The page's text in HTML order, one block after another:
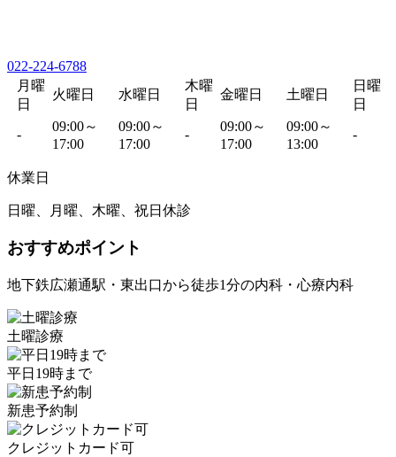
022-224-6788
月曜
日
火曜日 水曜日
木曜
日
金曜日 土曜日
日曜
日
-
09:00～
17:00
09:00～
17:00
-
09:00～
17:00
09:00～
13:00
-
休業日
日曜、月曜、木曜、祝日休診
おすすめポイント
地下鉄広瀬通駅・東出口から徒歩1分の内科・心療内科
土曜診療
平日19時まで
新患予約制
クレジットカード可